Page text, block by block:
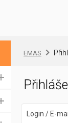
EMAS
Login / E-mail